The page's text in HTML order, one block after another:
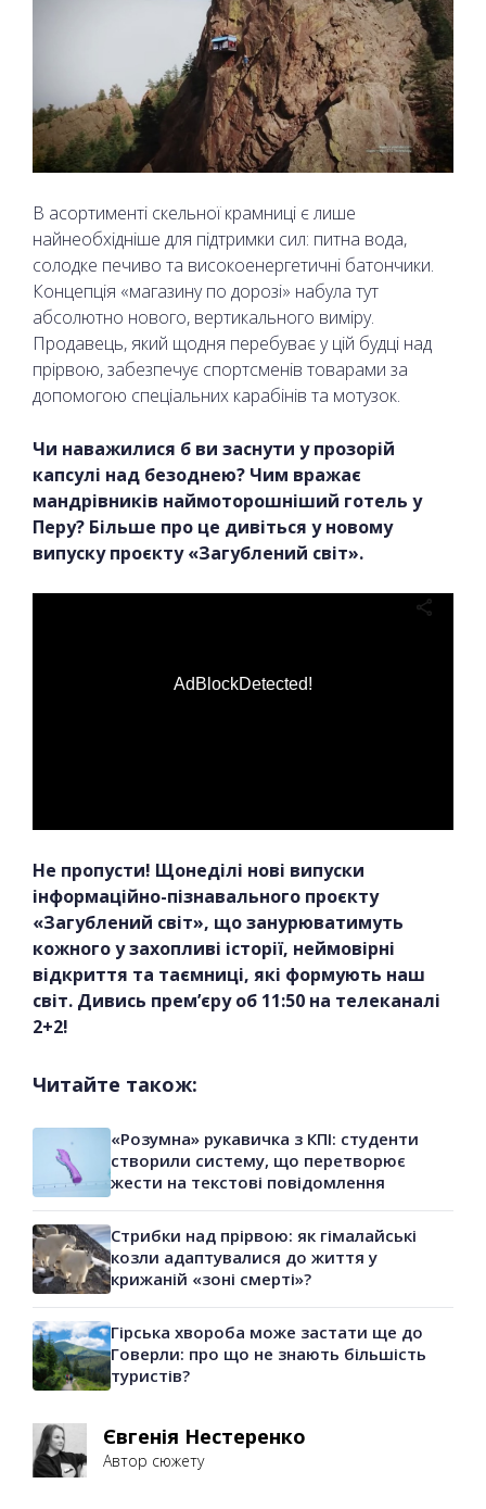
В асортименті скельної крамниці є лише
найнеобхідніше для підтримки сил: питна вода,
солодке печиво та високоенергетичні батончики.
Концепція «магазину по дорозі» набула тут
абсолютно нового, вертикального виміру.
Продавець, який щодня перебуває у цій будці над
прірвою, забезпечує спортсменів товарами за
допомогою спеціальних карабінів та мотузок.
Чи наважилися б ви заснути у прозорій
капсулі над безоднею? Чим вражає
мандрівників наймоторошніший готель у
Перу? Більше про це дивіться у новому
випуску проєкту «Загублений світ».
AdBlockDetected!
Не пропусти! Щонеділі нові випуски
інформаційно-пізнавального проєкту
«Загублений світ», що занурюватимуть
кожного у захопливі історії, неймовірні
відкриття та таємниці, які формують наш
світ. Дивись прем’єру об 11:50 на телеканалі
2+2!
Читайте також:
«Розумна» рукавичка з КПІ: студенти
створили систему, що перетворює
жести на текстові повідомлення
Стрибки над прірвою: як гімалайські
козли адаптувалися до життя у
крижаній «зоні смерті»?
Гірська хвороба може застати ще до
Говерли: про що не знають більшість
туристів?
Євгенія Нестеренко
Автор сюжету